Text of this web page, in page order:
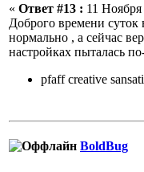
« Ответ #13 : 11
Доброго времени
нормально , а сейчас
настройках пыталась
pfaff creative
BoldBug